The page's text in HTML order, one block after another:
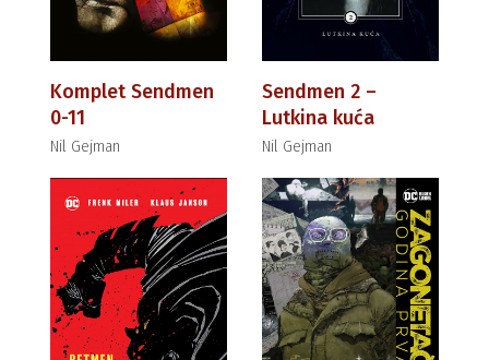
Komplet Sendmen
0-11
Nil Gejman
Sendmen 2 –
Lutkina kuća
Nil Gejman